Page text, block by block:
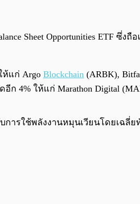
Sheet Opportunities ETF ซึ่ง
ห้แก่ Argo Blockchain (ARBK),
ก 4% ให้แก่ Marathon Digital
ารใช้พลังงานหมุนเวียนโดยเฉลี่ย